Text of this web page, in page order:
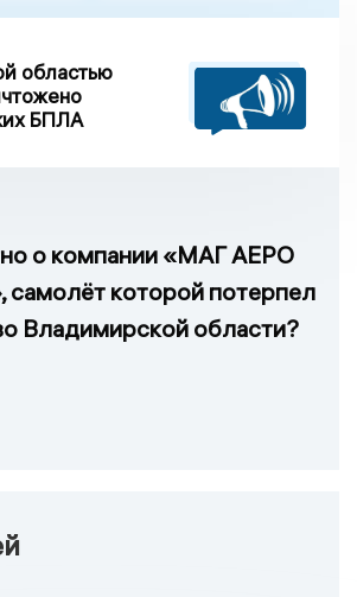
областью
БПЛА
о компании «МАГ АЕРО
которой потерпел
Владимирской области?